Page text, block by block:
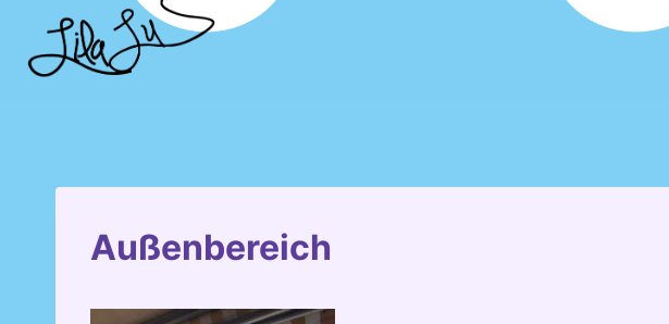
Außenbereich